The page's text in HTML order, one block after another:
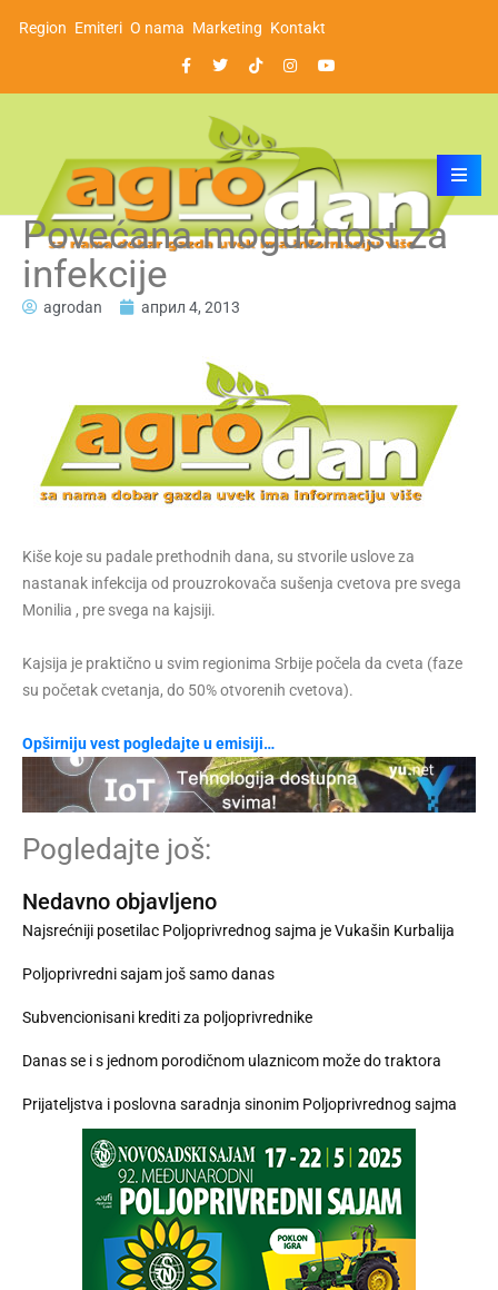
Region Emiteri O nama Marketing Kontakt
Povećana mogućnost za
infekcije
agrodan април 4, 2013
Kiše koje su padale prethodnih dana, su stvorile uslove za
nastanak infekcija od prouzrokovača sušenja cvetova pre svega
Monilia , pre svega na kajsiji.
Kajsija je praktično u svim regionima Srbije počela da cveta (faze
su početak cvetanja, do 50% otvorenih cvetova).
Opširniju vest pogledajte u emisiji…
Pogledajte još:
Nedavno objavljeno
Najsrećniji posetilac Poljoprivrednog sajma je Vukašin Kurbalija
Poljoprivredni sajam još samo danas
Subvencionisani krediti za poljoprivrednike
Danas se i s jednom porodičnom ulaznicom može do traktora
Prijateljstva i poslovna saradnja sinonim Poljoprivrednog sajma